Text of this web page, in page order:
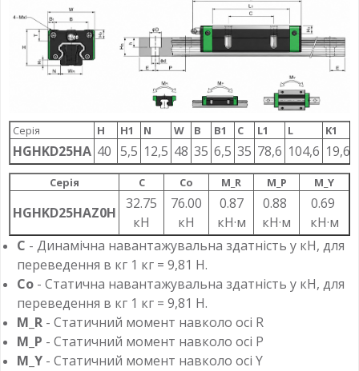
Серія H H1 N W B B1 C L1 L K1
HGHKD25HA 40 5,5 12,5 48 35 6,5 35 78,6 104,6 19,6
Серія C Co M_R M_P M_Y
HGHKD25HAZ0H
32.75
кН
76.00
кН
0.87
кН·м
0.88
кН·м
0.69
кН·м
C - Динамічна навантажувальна здатність у кН, для
переведення в кг 1 кг = 9,81 Н.
Co - Статична навантажувальна здатність у кН, для
переведення в кг 1 кг = 9,81 Н.
M_R - Статичний момент навколо осі R
M_P - Статичний момент навколо осі P
M_Y - Статичний момент навколо осі Y